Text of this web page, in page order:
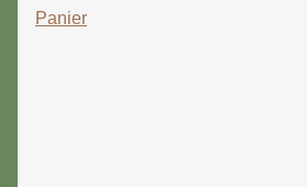
Panier